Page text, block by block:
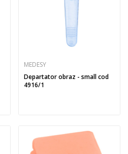
MEDESY
Departator obraz - small cod
4916/1